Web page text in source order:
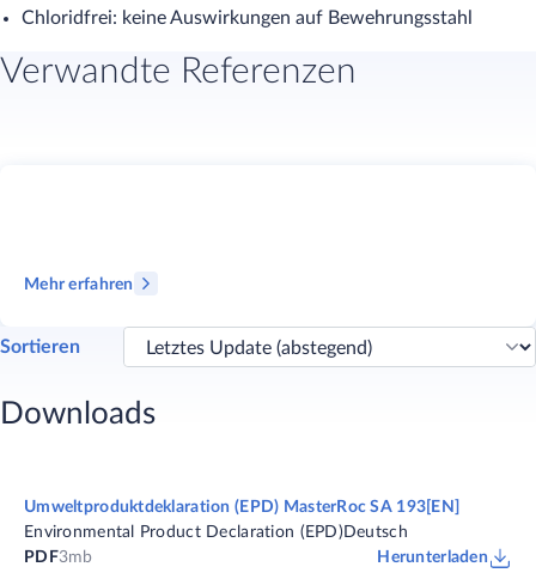
Chloridfrei: keine Auswirkungen auf Bewehrungsstahl
Verwandte Referenzen
Mehr erfahren
Sortieren
Downloads
Umweltproduktdeklaration (EPD) MasterRoc SA 193[EN]
Environmental Product Declaration (EPD) Deutsch
PDF3mb Herunterladen